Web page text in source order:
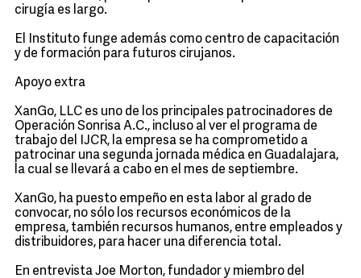
cirugía es largo.
El Instituto funge además como centro de capacitación
y de formación para futuros cirujanos.
Apoyo extra
XanGo, LLC es uno de los principales patrocinadores de
Operación Sonrisa A.C., incluso al ver el programa de
trabajo del IJCR, la empresa se ha comprometido a
patrocinar una segunda jornada médica en Guadalajara,
la cual se llevará a cabo en el mes de septiembre.
XanGo, ha puesto empeño en esta labor al grado de
convocar, no sólo los recursos económicos de la
empresa, también recursos humanos, entre empleados y
distribuidores, para hacer una diferencia total.
En entrevista Joe Morton, fundador y miembro del